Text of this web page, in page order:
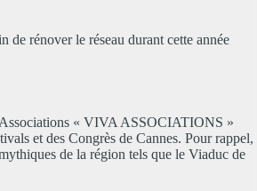
de rénover le réseau durant cette année
Associations « VIVA ASSOCIATIONS »
et des Congrès de Cannes. Pour rappel,
de la région tels que le Viaduc de